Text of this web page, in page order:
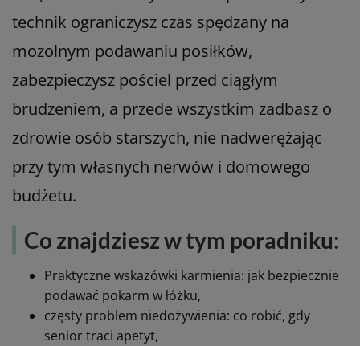
technik ograniczysz czas spędzany na
mozolnym podawaniu posiłków,
zabezpieczysz pościel przed ciągłym
brudzeniem, a przede wszystkim zadbasz o
zdrowie osób starszych, nie nadwerężając
przy tym własnych nerwów i domowego
budżetu.
Co znajdziesz w tym poradniku:
Praktyczne wskazówki karmienia: jak bezpiecznie
podawać pokarm w łóżku,
częsty problem niedożywienia: co robić, gdy
senior traci apetyt,